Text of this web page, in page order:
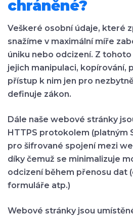
chráněné?
Veškeré osobní údaje, které
snažíme v maximální míře
úniku nebo odcizení. Z
jejich manipulaci, kopírování,
přístup k nim jen pro
definuje zákon.
Dále naše webové stránky
HTTPS protokolem (platným
pro šifrované spojení mezi
díky čemuž se minimalizuje
odcizení během přenosu dat
formuláře atp.)
Webové stránky jsou